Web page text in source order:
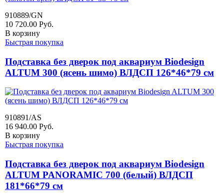
910889/GN
10 720.00 Руб.
В корзину
Быстрая покупка
Подставка без дверок под аквариум Biodesign
ALTUM 300 (ясень шимо) ВЛДСП 126*46*79 см
910891/AS
16 940.00 Руб.
В корзину
Быстрая покупка
Подставка без дверок под аквариум Biodesign
ALTUM PANORAMIC 700 (белый) ВЛДСП
181*66*79 см